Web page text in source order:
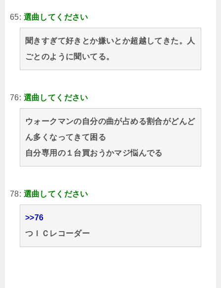
65: 選曲してください
聞きすぎて好きとか嫌いとか超越してきた。人
ごとのように聞いてる。
76: 選曲してください
ウォークマンの自分の曲が占める割合がどんど
ん多くなってきて困る
自分専用の１台買おうかマジ悩んでる
78: 選曲してください
>>76
つＩＣレコーダー